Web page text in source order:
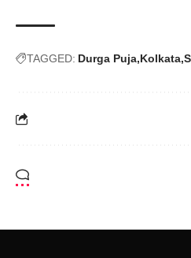
TAGGED: Durga Puja Kolkata